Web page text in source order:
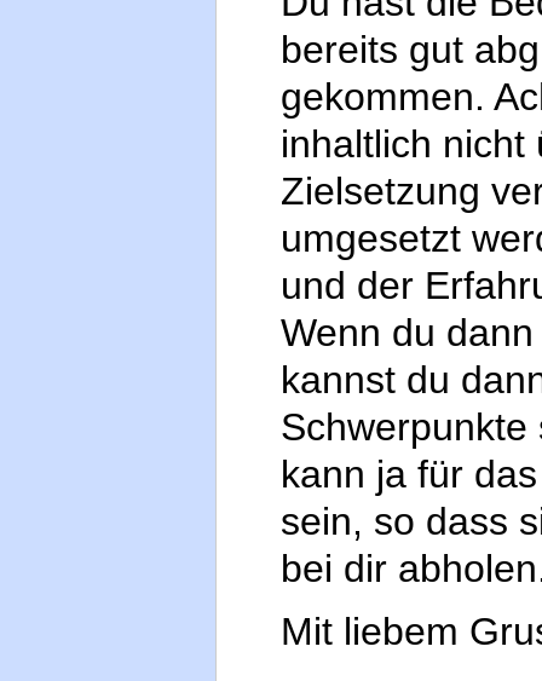
bereits gut
gekommen.
inhaltlich nicht
Zielsetzung
umgesetzt
und der
Wenn du
kannst du
Schwerpunkte
kann ja für
sein, so dass
bei dir
Mit liebem